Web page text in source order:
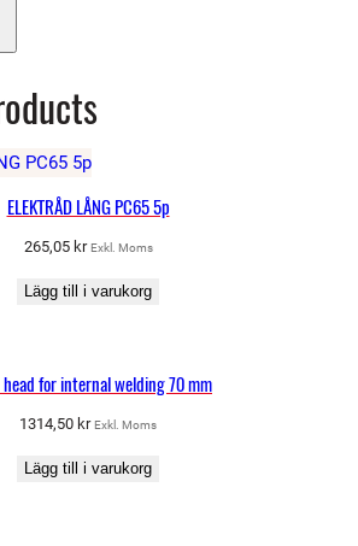
ELEKTRÅD LÅNG PC65 5p
265,05 kr Exkl. Moms
Lägg till i varukorg
head for internal welding 70 mm
1314,50 kr Exkl. Moms
Lägg till i varukorg